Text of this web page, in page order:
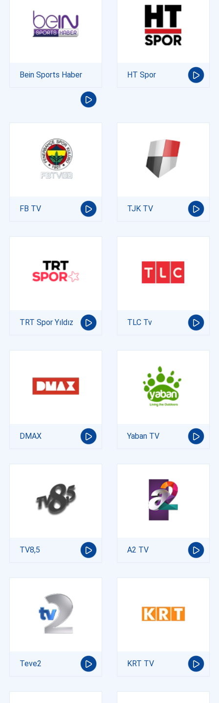
Bein Sports Haber HT Spor
FB TV TJK TV
TRT Spor Yıldız TLC Tv
DMAX Yaban TV
TV8,5 A2 TV
Teve2 KRT TV